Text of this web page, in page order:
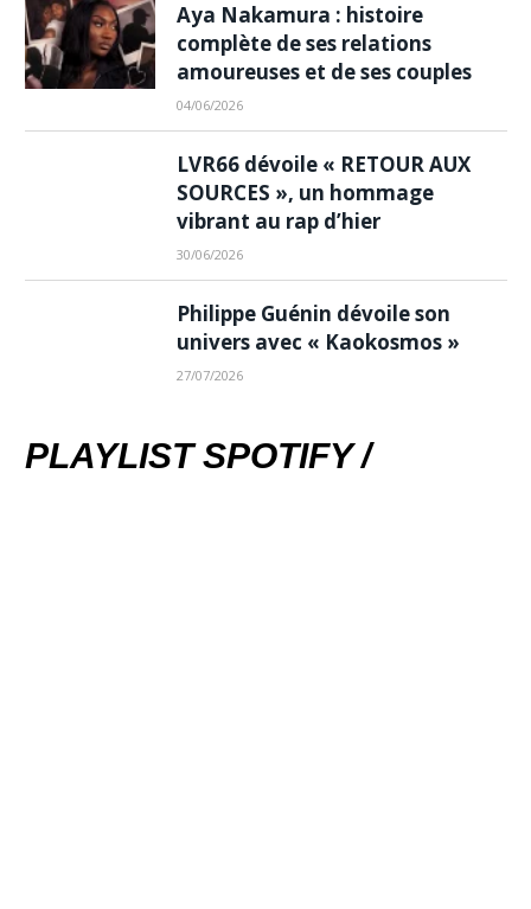
Aya Nakamura : histoire
complète de ses relations
amoureuses et de ses couples
04/06/2026
LVR66 dévoile « RETOUR AUX
SOURCES », un hommage
vibrant au rap d’hier
30/06/2026
Philippe Guénin dévoile son
univers avec « Kaokosmos »
27/07/2026
PLAYLIST SPOTIFY /